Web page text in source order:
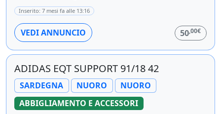
Inserito: 7 mesi fa alle 13:16
VEDI ANNUNCIO 50,00€
ADIDAS EQT SUPPORT 91/18 42
SARDEGNA NUORO
NUORO
ABBIGLIAMENTO E ACCESSORI